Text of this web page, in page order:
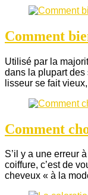
Comment
Utilisé par la
dans la plupart
lisseur se fait
Comment
S’il y a une erreur
coiffure, c’est de
cheveux « à la